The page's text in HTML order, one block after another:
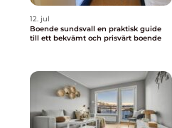
12. jul
Boende sundsvall en praktisk guide
till ett bekvämt och prisvärt boende